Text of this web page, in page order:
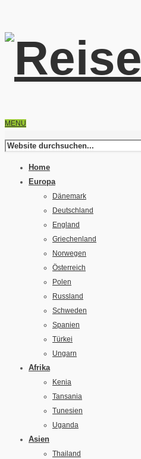
MENU
Home
Europa
Dänemark
Deutschland
England
Griechenland
Norwegen
Österreich
Polen
Russland
Schweden
Spanien
Türkei
Ungarn
Afrika
Kenia
Tansania
Tunesien
Uganda
Asien
Thailand